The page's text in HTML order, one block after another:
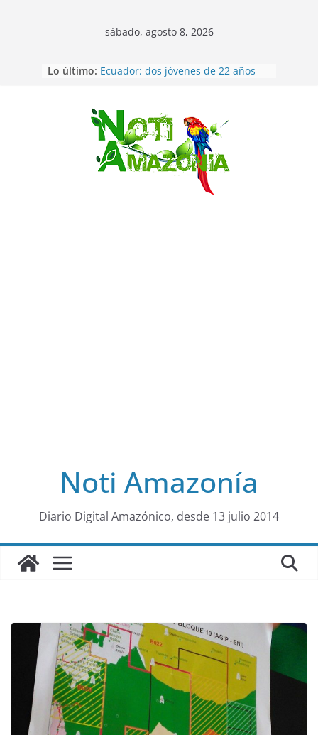
Saltar
al
sábado, agosto 8, 2026
Lo último: Ecuador: dos jóvenes de 22 años
Sentencian a 34 años de prisión a
implicados en caso de Alison,
oriunda de Tena
Vozinha, el arquero sensación de
cabo Verde, ya llegó para
incorporarse a Colo Colo de Chile
Pastaza: la parroquia Diez de
Noti Amazonía
Diario Digital Amazónico, desde 13 julio 2014